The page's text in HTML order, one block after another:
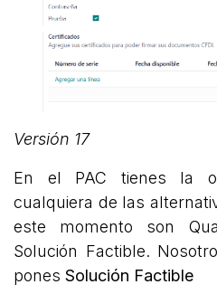
Versión 17
En el PAC tienes la
cualquiera de las
este momento son
Solución Factible.
pones Solución Factible